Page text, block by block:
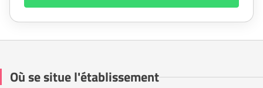
Où se situe l'établissement